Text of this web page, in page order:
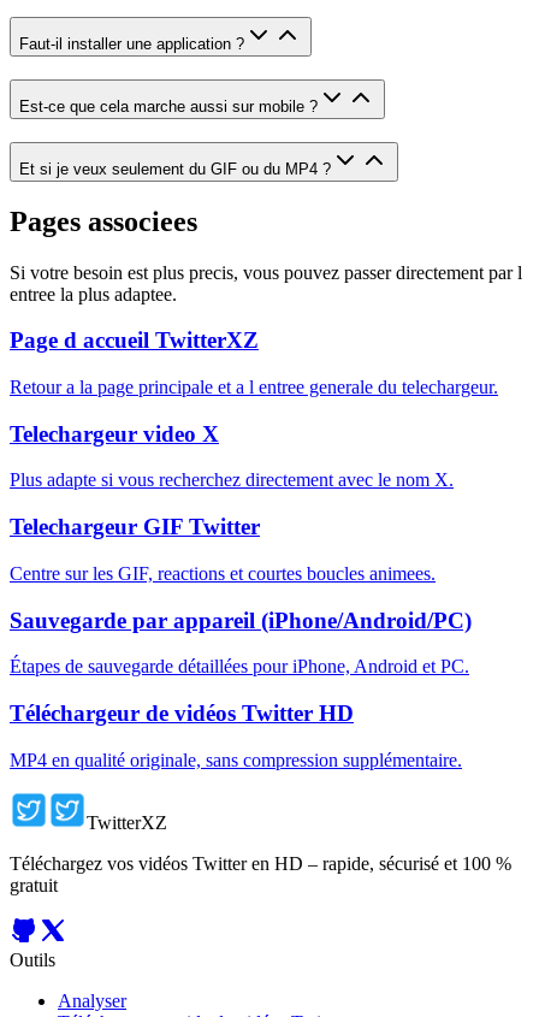
Faut-il installer une application ?
Est-ce que cela marche aussi sur mobile ?
Et si je veux seulement du GIF ou du MP4 ?
Pages associees
Si votre besoin est plus precis, vous pouvez passer directement par l
entree la plus adaptee.
Page d accueil TwitterXZ
Retour a la page principale et a l entree generale du telechargeur.
Telechargeur video X
Plus adapte si vous recherchez directement avec le nom X.
Telechargeur GIF Twitter
Centre sur les GIF, reactions et courtes boucles animees.
Sauvegarde par appareil (iPhone/Android/PC)
Étapes de sauvegarde détaillées pour iPhone, Android et PC.
Téléchargeur de vidéos Twitter HD
MP4 en qualité originale, sans compression supplémentaire.
TwitterXZ
Téléchargez vos vidéos Twitter en HD – rapide, sécurisé et 100 %
gratuit
Outils
Analyser